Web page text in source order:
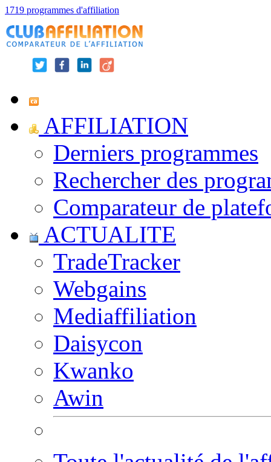
1719 programmes d'affiliation
AFFILIATION
Derniers programmes
Rechercher des
Comparateur de
ACTUALITE
TradeTracker
Webgains
Mediaffiliation
Daisycon
Kwanko
Awin